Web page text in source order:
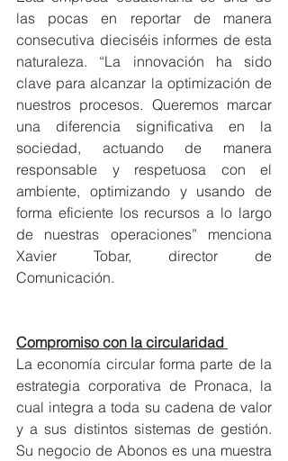
las pocas en reportar de manera
consecutiva dieciséis informes de esta
naturaleza. “La innovación ha sido
clave para alcanzar la optimización de
nuestros procesos. Queremos marcar
una diferencia significativa en la
sociedad, actuando de manera
responsable y respetuosa con el
ambiente, optimizando y usando de
forma eficiente los recursos a lo largo
de nuestras operaciones” menciona
Xavier Tobar, director de
Comunicación.
Compromiso con la circularidad
La economía circular forma parte de la
estrategia corporativa de Pronaca, la
cual integra a toda su cadena de valor
y a sus distintos sistemas de gestión.
Su negocio de Abonos es una muestra